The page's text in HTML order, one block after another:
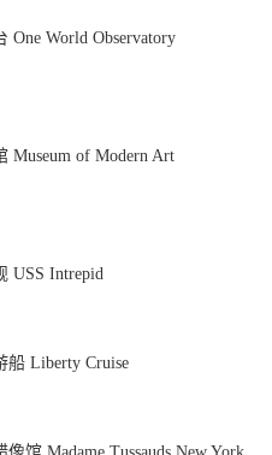
One World Observatory
Museum of Modern Art
USS Intrepid
船 Liberty Cruise